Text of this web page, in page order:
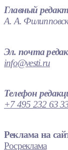
Главный
А. А.
Эл. почта
info@vesti.ru
Телефон
+7 495 232 63
Реклама на
Росреклама